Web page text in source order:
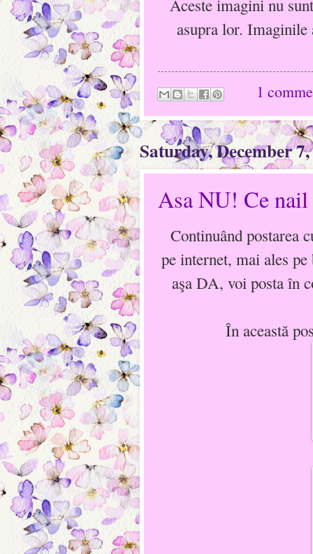
Aceste imagini nu
asupra lor. Imaginile
1
Saturday, December
Asa NU! Ce
Continuând postarea
pe internet, mai ales
aşa DA, voi posta în
În această